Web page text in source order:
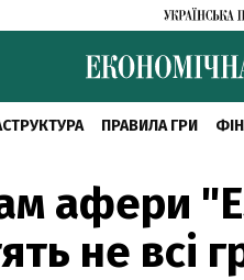
ПРАВИЛА ГРИ
афери
не всі